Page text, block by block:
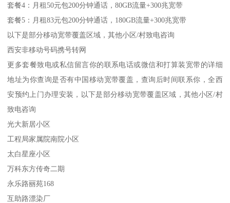
套餐4：月租50元包200分钟通话，80GB流量+300兆宽带
套餐5：月租83元包200分钟通话，180GB流量+300兆宽带
以下是部分移动宽带覆盖区域，其他小区/村致电咨询
西安非移动号码携号转网
更多套餐致电或私信留言你的联系电话或微信和打算装宽带的详细
地址为你查询是否有中国移动宽带覆盖，查询后时间联系你，全西
安预约上门办理安装，以下是部分移动宽带覆盖区域，其他小区/村
致电咨询
光大新居小区
工程局家属院南院小区
太白星座小区
万科东方传奇二期
永乐路丽苑168
互助路漂染厂